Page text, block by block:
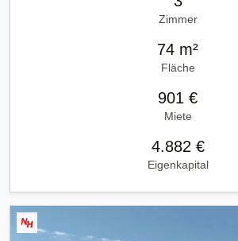
Zimmer
74 m²
Fläche
901 €
Miete
4.882 €
Eigenkapital